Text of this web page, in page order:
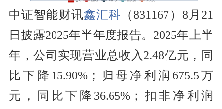
中证智能财讯鑫汇科 （831167）8月21
日披露2025年半年度报告。2025年上半
年，公司实现营业总收入2.48亿元，同
比下降15.90%；归母净利润675.5万
元，同比下降36.65%；扣非净利润